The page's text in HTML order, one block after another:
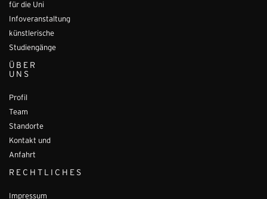
für die Uni
Infoveranstaltung
künstlerische
Studiengänge
ÜBER
UNS
Profil
Team
Standorte
Kontakt und
Anfahrt
RECHTLICHES
Impressum